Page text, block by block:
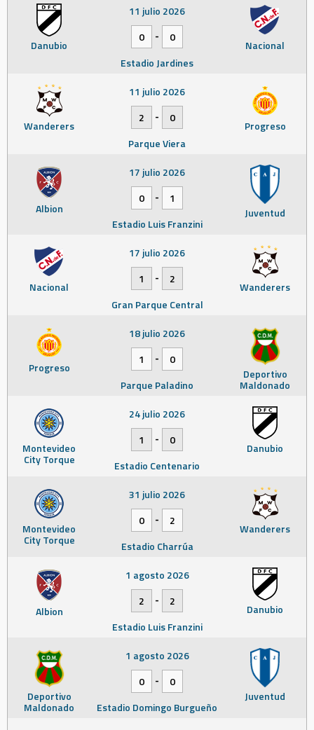
Danubio Nacional
11 julio 2026
0
-
0
Estadio Jardines
Wanderers Progreso
11 julio 2026
2
-
0
Parque Viera
Albion Juventud
17 julio 2026
0
-
1
Estadio Luis Franzini
Nacional Wanderers
17 julio 2026
1
-
2
Gran Parque Central
Progreso Deportivo
Maldonado
18 julio 2026
1
-
0
Parque Paladino
Montevideo
City Torque
Danubio
24 julio 2026
1
-
0
Estadio Centenario
Montevideo
City Torque
Wanderers
31 julio 2026
0
-
2
Estadio Charrúa
Albion Danubio
1 agosto 2026
2
-
2
Estadio Luis Franzini
Deportivo
Maldonado
Juventud
1 agosto 2026
0
-
0
Estadio Domingo Burgueño